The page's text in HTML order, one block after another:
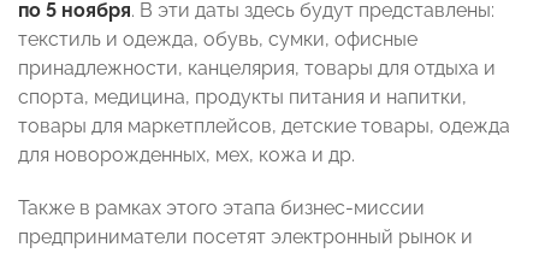
по 5 ноября. В эти даты здесь будут представлены:
текстиль и одежда, обувь, сумки, офисные
принадлежности, канцелярия, товары для отдыха и
спорта, медицина, продукты питания и напитки,
товары для маркетплейсов, детские товары, одежда
для новорожденных, мех, кожа и др.
Также в рамках этого этапа бизнес-миссии
предприниматели посетят электронный рынок и